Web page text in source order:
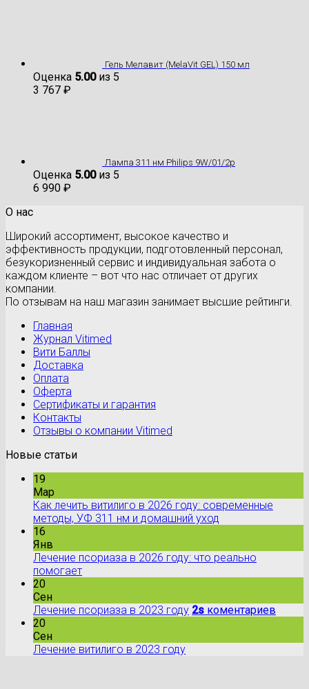
Гель Мелавит (MelaVit GEL) 150 мл
Оценка 5.00из 5
3 767 ₽
Лампа 311 нм Philips 9W/01/2p
Оценка 5.00из 5
6 990 ₽
О нас
Широкий ассортимент, высокое качество и
эффективность продукции, подготовленный персонал,
безукоризненный сервис и индивидуальная забота о
каждом клиенте – вот что нас отличает от других
компании.
По отзывам на наш магазин занимает высшие рейтинги.
Главная
Журнал Vitimed
Вити Баллы
Доставка
Оплата
Оферта
Сертификаты и гарантия
Контакты
Отзывы о компании Vitimed
Новые статьи
19
Мар
Как лечить витилиго в 2026 году: современные
методы, УФ 311 нм и домашний уход
16
Янв
Лечение псориаза в 2026 году: что реально
помогает
20
Сен
Лечение псориаза в 2023 году 2s коментариев
20
Сен
Лечение витилиго в 2023 году